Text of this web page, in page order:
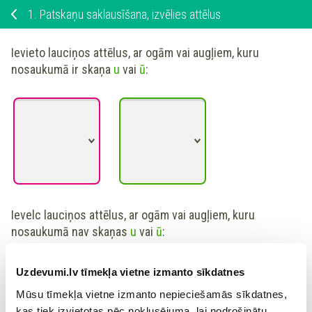
Uzdevumi.lv tīmekļa vietne izmanto sīkdatnes
Mūsu tīmekļa vietne izmanto nepieciešamās sīkdatnes,
1. Patskaņu saklausīšana, izvēlies attēlus
Ievieto lauciņos attēlus, ar ogām vai augļiem, kuru
nosaukumā ir skaņa u vai ū:
Ievelc lauciņos attēlus, ar ogām vai augļiem, kuru
nosaukumā nav skaņas u vai ū: